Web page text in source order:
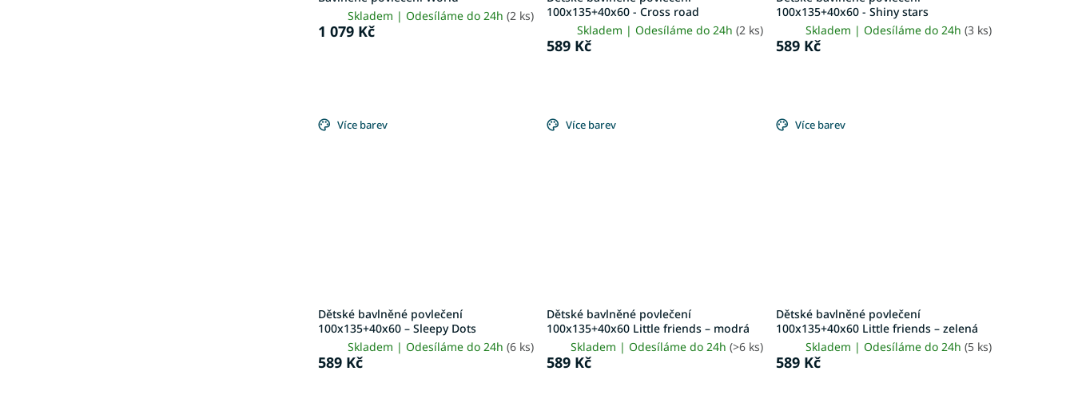
Skladem | Odesíláme do 24h(2 ks)
1 079 Kč
100x135+40x60 - Cross road
Skladem | Odesíláme do 24h (2 ks)
589 Kč
100x135+40x60 - Shiny stars
Skladem | Odesíláme do 24h (3 ks)
589 Kč
Více barev
Dětské bavlněné povlečení
100x135+40x60 – Sleepy Dots
Skladem | Odesíláme do 24h(6 ks)
589 Kč
Více barev
Dětské bavlněné povlečení
100x135+40x60 Little friends – modrá
Skladem | Odesíláme do 24h (>6 ks)
589 Kč
Více barev
Dětské bavlněné povlečení
100x135+40x60 Little friends – zelená
Skladem | Odesíláme do 24h (5 ks)
589 Kč